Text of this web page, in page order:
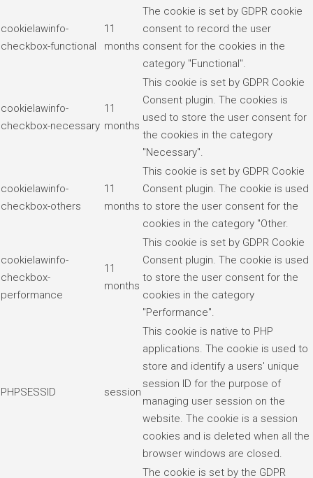
cookielawinfo-
checkbox-functional
11
months
The cookie is set by GDPR cookie
consent to record the user
consent for the cookies in the
category "Functional".
cookielawinfo-
checkbox-necessary
11
months
This cookie is set by GDPR Cookie
Consent plugin. The cookies is
used to store the user consent for
the cookies in the category
"Necessary".
cookielawinfo-
checkbox-others
11
months
This cookie is set by GDPR Cookie
Consent plugin. The cookie is used
to store the user consent for the
cookies in the category "Other.
cookielawinfo-
checkbox-
performance
11
months
This cookie is set by GDPR Cookie
Consent plugin. The cookie is used
to store the user consent for the
cookies in the category
"Performance".
PHPSESSID session
This cookie is native to PHP
applications. The cookie is used to
store and identify a users' unique
session ID for the purpose of
managing user session on the
website. The cookie is a session
cookies and is deleted when all the
browser windows are closed.
The cookie is set by the GDPR